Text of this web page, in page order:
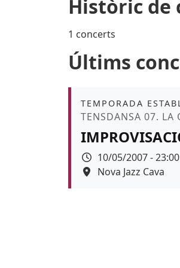
Històric de
1 concerts
Últims
Àmbit
TEMPORADA
Promoció
TENSDANSA 07. LA
Data
10/05/2007 - 23:00
Espai
Nova Jazz Cava